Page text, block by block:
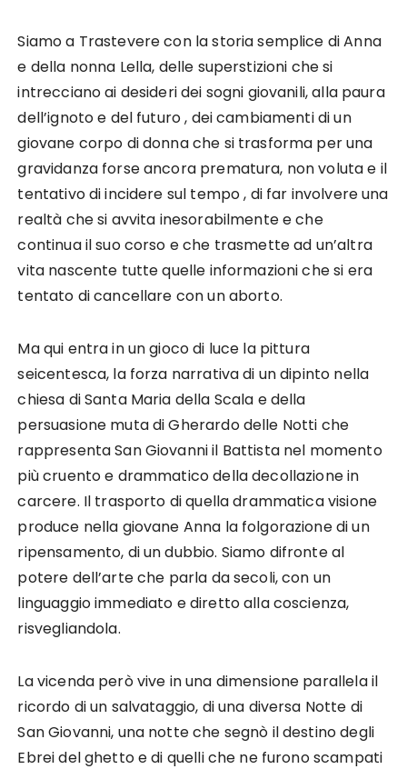
Siamo a Trastevere con la storia semplice di Anna
e della nonna Lella, delle superstizioni che si
intrecciano ai desideri dei sogni giovanili, alla paura
dell’ignoto e del futuro , dei cambiamenti di un
giovane corpo di donna che si trasforma per una
gravidanza forse ancora prematura, non voluta e il
tentativo di incidere sul tempo , di far involvere una
realtà che si avvita inesorabilmente e che
continua il suo corso e che trasmette ad un’altra
vita nascente tutte quelle informazioni che si era
tentato di cancellare con un aborto.
Ma qui entra in un gioco di luce la pittura
seicentesca, la forza narrativa di un dipinto nella
chiesa di Santa Maria della Scala e della
persuasione muta di Gherardo delle Notti che
rappresenta San Giovanni il Battista nel momento
più cruento e drammatico della decollazione in
carcere. Il trasporto di quella drammatica visione
produce nella giovane Anna la folgorazione di un
ripensamento, di un dubbio. Siamo difronte al
potere dell’arte che parla da secoli, con un
linguaggio immediato e diretto alla coscienza,
risvegliandola.
La vicenda però vive in una dimensione parallela il
ricordo di un salvataggio, di una diversa Notte di
San Giovanni, una notte che segnò il destino degli
Ebrei del ghetto e di quelli che ne furono scampati